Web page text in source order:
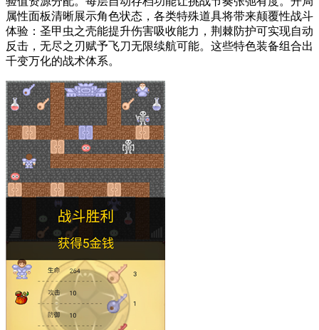
属性面板清晰展示角色状态，各类特殊道具将带来颠覆性战斗
体验：圣甲虫之壳能提升伤害吸收能力，荆棘防护可实现自动
反击，无尽之刃赋予飞刀无限续航可能。这些特色装备组合出
千变万化的战术体系。